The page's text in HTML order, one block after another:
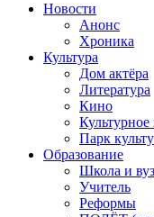
Новости
Анонс
Хроника
Культура
Дом актёра
Литература
Кино
Культурное
Парк
Образование
Школа и вуз
Учитель
Реформы